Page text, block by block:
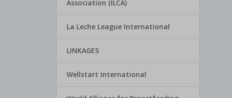
Association (ILCA)
La Leche League International
LINKAGES
Wellstart International